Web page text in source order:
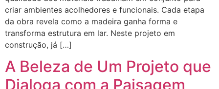
criar ambientes acolhedores e funcionais. Cada etapa
da obra revela como a madeira ganha forma e
transforma estrutura em lar. Neste projeto em
construção, já […]
A Beleza de Um Projeto que
Dialoga com a Paisagem